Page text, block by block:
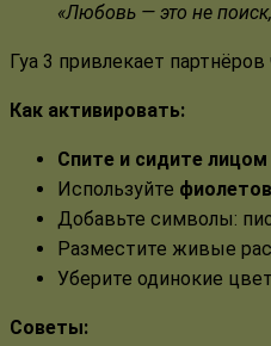
«Любовь — это не
Гуа 3 привлекает
Как активировать:
Спите и сидите
Используйте
Добавьте символы:
Разместите живые
Уберите одинокие
Советы: